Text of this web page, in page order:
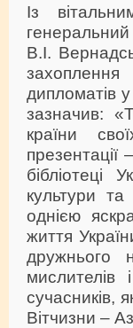
Із
В.І.
дипломатів у
зазначив:
країни
презентації
бібліотеці
культури
однією
життя
дружнього
мислителів
сучасників,
Вітчизни –